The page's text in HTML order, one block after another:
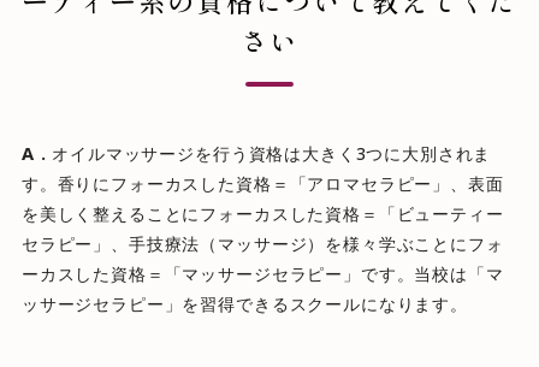
さい
A . オイルマッサージを行う資格は大きく3つに大別されま
す。香りにフォーカスした資格＝「アロマセラピー」、表面
を美しく整えることにフォーカスした資格＝「ビューティー
セラピー」、手技療法（マッサージ）を様々学ぶことにフォ
ーカスした資格＝「マッサージセラピー」です。当校は「マ
ッサージセラピー」を習得できるスクールになります。